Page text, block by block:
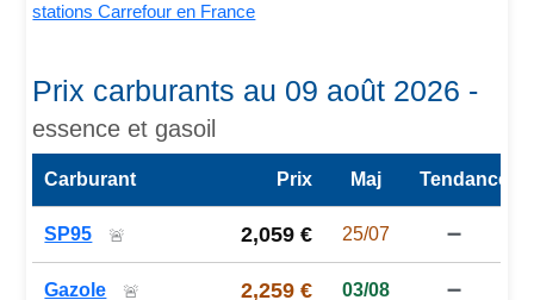
stations Carrefour en France
Prix carburants au 09 août 2026 -
essence et gasoil
Carburant Prix Maj Tendance
SP95 🚨 2,059 € 25/07 ➖
Gazole 🚨 2,259 € 03/08 ➖